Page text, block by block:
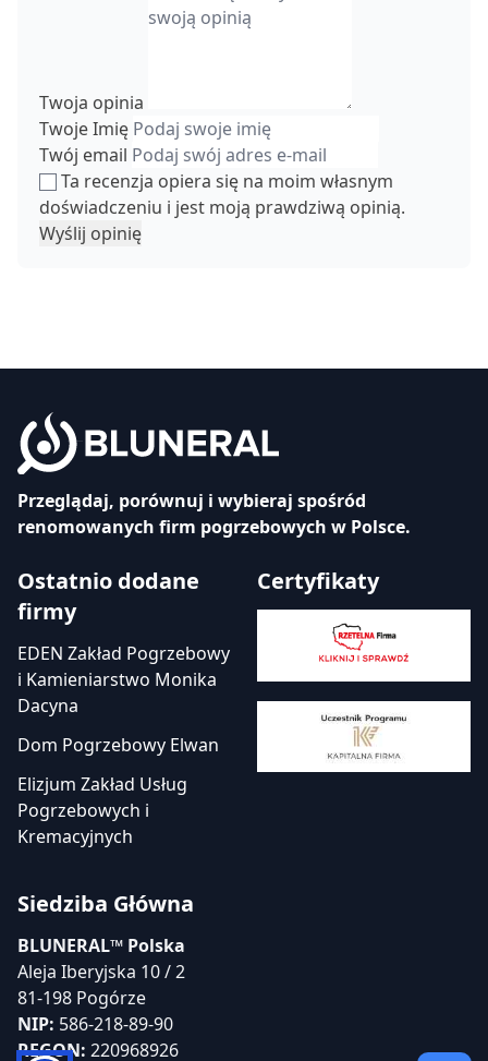
Twoja opinia
Twoje Imię
Twój email
Ta recenzja opiera się na moim własnym
doświadczeniu i jest moją prawdziwą opinią.
Wyślij opinię
Przeglądaj, porównuj i wybieraj spośród
renomowanych firm pogrzebowych w Polsce.
Ostatnio dodane
firmy
EDEN Zakład Pogrzebowy
i Kamieniarstwo Monika
Dacyna
Dom Pogrzebowy Elwan
Elizjum Zakład Usług
Pogrzebowych i
Kremacyjnych
Certyfikaty
Siedziba Główna
BLUNERAL™ Polska
Aleja Iberyjska 10 / 2
81-198 Pogórze
NIP: 586-218-89-90
REGON: 220968926